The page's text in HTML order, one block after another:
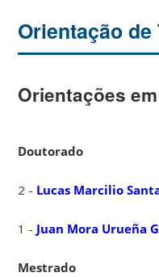
Orientação de
Orientações
Doutorado
2 - Lucas Marcilio
1 - Juan Mora Urueña
Mestrado